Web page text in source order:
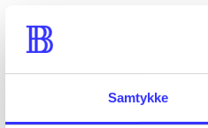
Samtykke
...